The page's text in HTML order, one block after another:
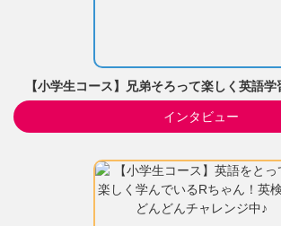
【小学生コース】兄弟そろって楽しく英語
インタビュー